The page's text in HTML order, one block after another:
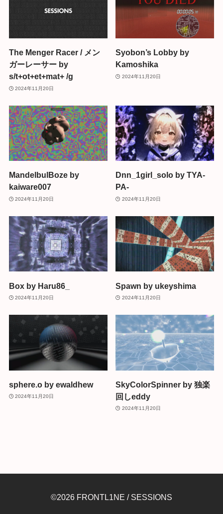
The Menger Racer / メン
ガーレーサー by
s/t+ot+et+mat+ /g
2024年11月20日
Syobon’s Lobby by
Kamoshika
2024年11月20日
MandelbulBoze by
kaiware007
2024年11月20日
Dnn_1girl_solo by TYA-
PA-
2024年11月20日
Box by Haru86_
2024年11月20日
Spawn by ukeyshima
2024年11月20日
sphere.o by ewaldhew
2024年11月20日
SkyColorSpinner by 独楽
回しeddy
2024年11月20日
©2026 FRONTL1NE / SESSIONS